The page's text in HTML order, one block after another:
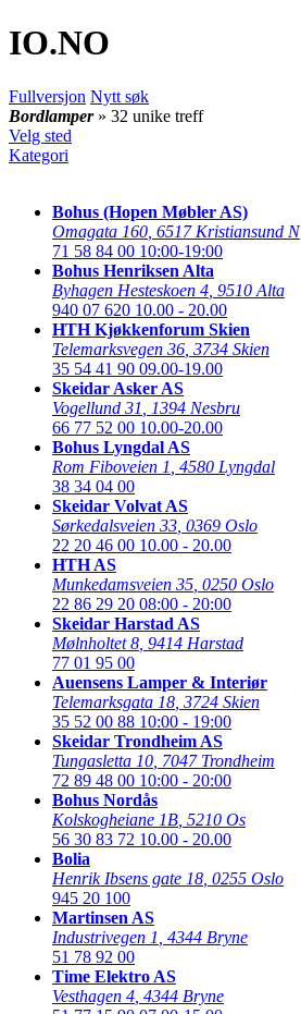
IO.NO
Fullversjon Nytt søk
Bordlamper » 32 unike treff
Velg sted
Kategori
Bohus (Hopen Møbler AS)
Omagata 160 6517 Kristiansund N
71 58 84 00 10:00-19:00
Bohus Henriksen Alta
Byhagen Hesteskoen 4 9510 Alta
940 07 620 10.00 - 20.00
HTH Kjøkkenforum Skien
Telemarksvegen 36 3734 Skien
35 54 41 90 09.00-19.00
Skeidar Asker AS
Vogellund 31
1394 Nesbru
66 77 52 00 10.00-20.00
Bohus Lyngdal AS
Rom Fiboveien 1 4580 Lyngdal
38 34 04 00
Skeidar Volvat AS
Sørkedalsveien 33 0369 Oslo
22 20 46 00 10.00 - 20.00
HTH AS
Munkedamsveien 35 0250 Oslo
22 86 29 20 08:00 - 20:00
Skeidar Harstad AS
Mølnholtet 8 9414 Harstad
77 01 95 00
Auensens Lamper & Interiør
Telemarksgata 18 3724 Skien
35 52 00 88 10:00 - 19:00
Skeidar Trondheim AS
Tungasletta 10 7047 Trondheim
72 89 48 00 10:00 - 20:00
Bohus Nordås
Kolskogheiane 1B 5210 Os
56 30 83 72 10.00 - 20.00
Bolia
Henrik Ibsens gate 18 0255 Oslo
945 20 100
Martinsen AS
Industrivegen 1 4344 Bryne
51 78 92 00
Time Elektro AS
Vesthagen 4 4344 Bryne